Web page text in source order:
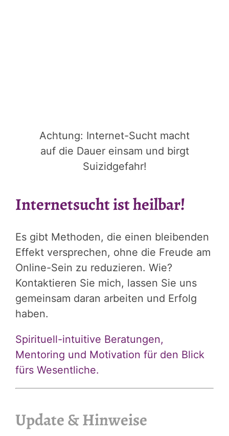
Achtung: Internet-Sucht macht
auf die Dauer einsam und birgt
Suizidgefahr!
Internetsucht ist heilbar!
Es gibt Methoden, die einen bleibenden
Effekt versprechen, ohne die Freude am
Online-Sein zu reduzieren. Wie?
Kontaktieren Sie mich, lassen Sie uns
gemeinsam daran arbeiten und Erfolg
haben.
Spirituell-intuitive Beratungen,
Mentoring und Motivation für den Blick
fürs Wesentliche.
Update & Hinweise